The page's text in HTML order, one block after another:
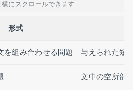
形式
を組み合わせる問題 与えられた短
文中の空所部